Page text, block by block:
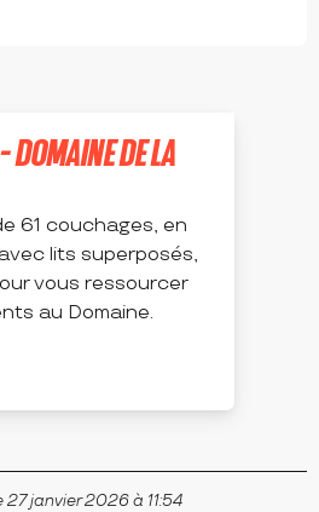
DOMAINE DE LA
61 couchages, en
lits superposés,
vous ressourcer
au Domaine.
Réservable
27 janvier 2026 à 11:54